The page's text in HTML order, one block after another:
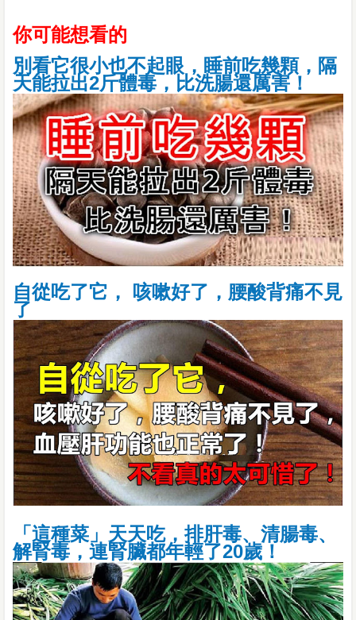
你可能想看的
別看它很小也不起眼，睡前吃幾顆，隔
天能拉出2斤體毒，比洗腸還厲害！
自從吃了它， 咳嗽好了，腰酸背痛不見
了
「這種菜」天天吃，排肝毒、清腸毒、
解腎毒，連腎臟都年輕了20歲！